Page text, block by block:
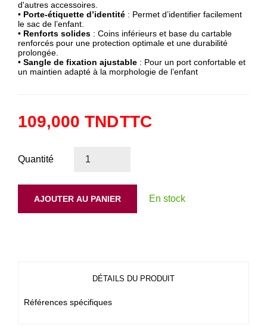
d'autres accessoires.
• Porte-étiquette d’identité : Permet d’identifier facilement
le sac de l’enfant.
• Renforts solides : Coins inférieurs et base du cartable
renforcés pour une protection optimale et une durabilité
prolongée.
• Sangle de fixation ajustable : Pour un port confortable et
un maintien adapté à la morphologie de l’enfant
109,000 TNDTTC
Quantité
AJOUTER AU PANIER En stock
DÉTAILS DU PRODUIT
Références spécifiques